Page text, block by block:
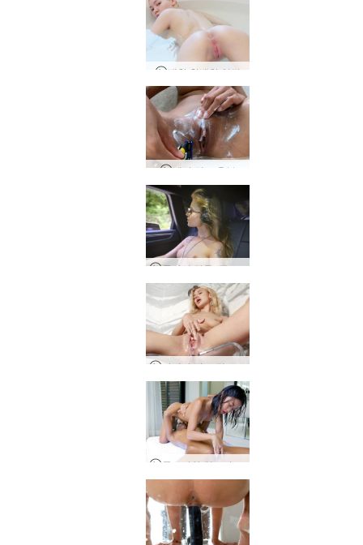
백합 창백한 열정
제시 면도 음부
몰리의 하루, 뮌헨, 독일
마리카 면도 및 물총
클로이와 히로미 마사지와 자위